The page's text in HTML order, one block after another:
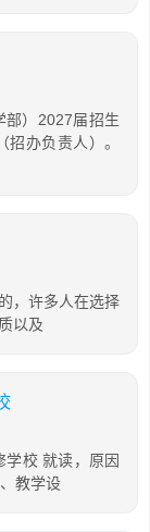
部）2027届招生
办负责人）。
，许多人在选择
以及
学校 就读，原因
教学设